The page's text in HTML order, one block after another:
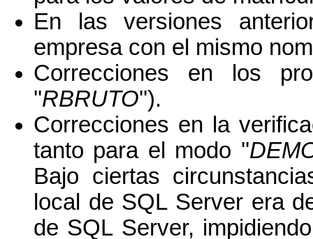
En las versiones
empresa con el mismo
Correcciones en los
''RBRUTO'').
Correcciones en la
tanto para el modo ''
Bajo ciertas
local de SQL Server era
de SQL Server,